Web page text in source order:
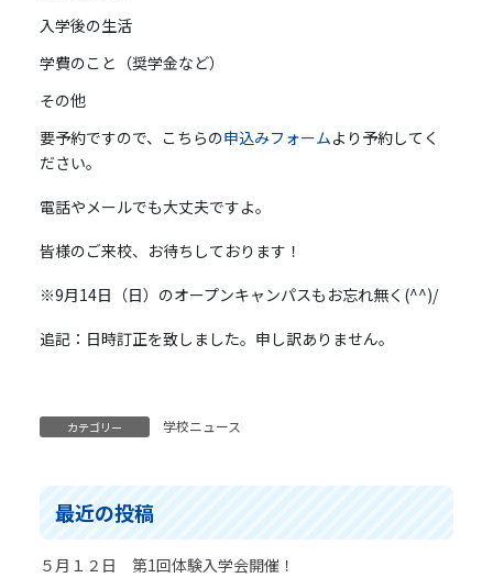
入学後の生活
学費のこと（奨学金など）
その他
要予約ですので、こちらの申込みフォームより予約してく
ださい。
電話やメールでも大丈夫ですよ。
皆様のご来校、お待ちしております！
※9月14日（日）のオープンキャンパスもお忘れ無く(^^)/
追記：日時訂正を致しました。申し訳ありません。
カテゴリー 学校ニュース
最近の投稿
５月１２日 第1回体験入学会開催！